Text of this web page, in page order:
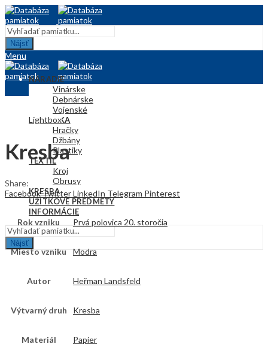
Nájsť
Menu
NÁRADIE
Vinárske
Debnárske
Vojenské
KERAMIKA
Hračky
Džbány
Plastiky
TEXTIL
Kroj
Obrusy
KRESBA
ÚŽITKOVÉ PREDMETY
INFORMÁCIE
Nájsť
Lightbox
Kresba
Share:
FacebookTwitterLinkedIn Telegram Pinterest
Rok vzniku Prvá polovica 20. storočia
Miesto vzniku Modra
Autor Heřman Landsfeld
Výtvarný druh Kresba
Materiál Papier